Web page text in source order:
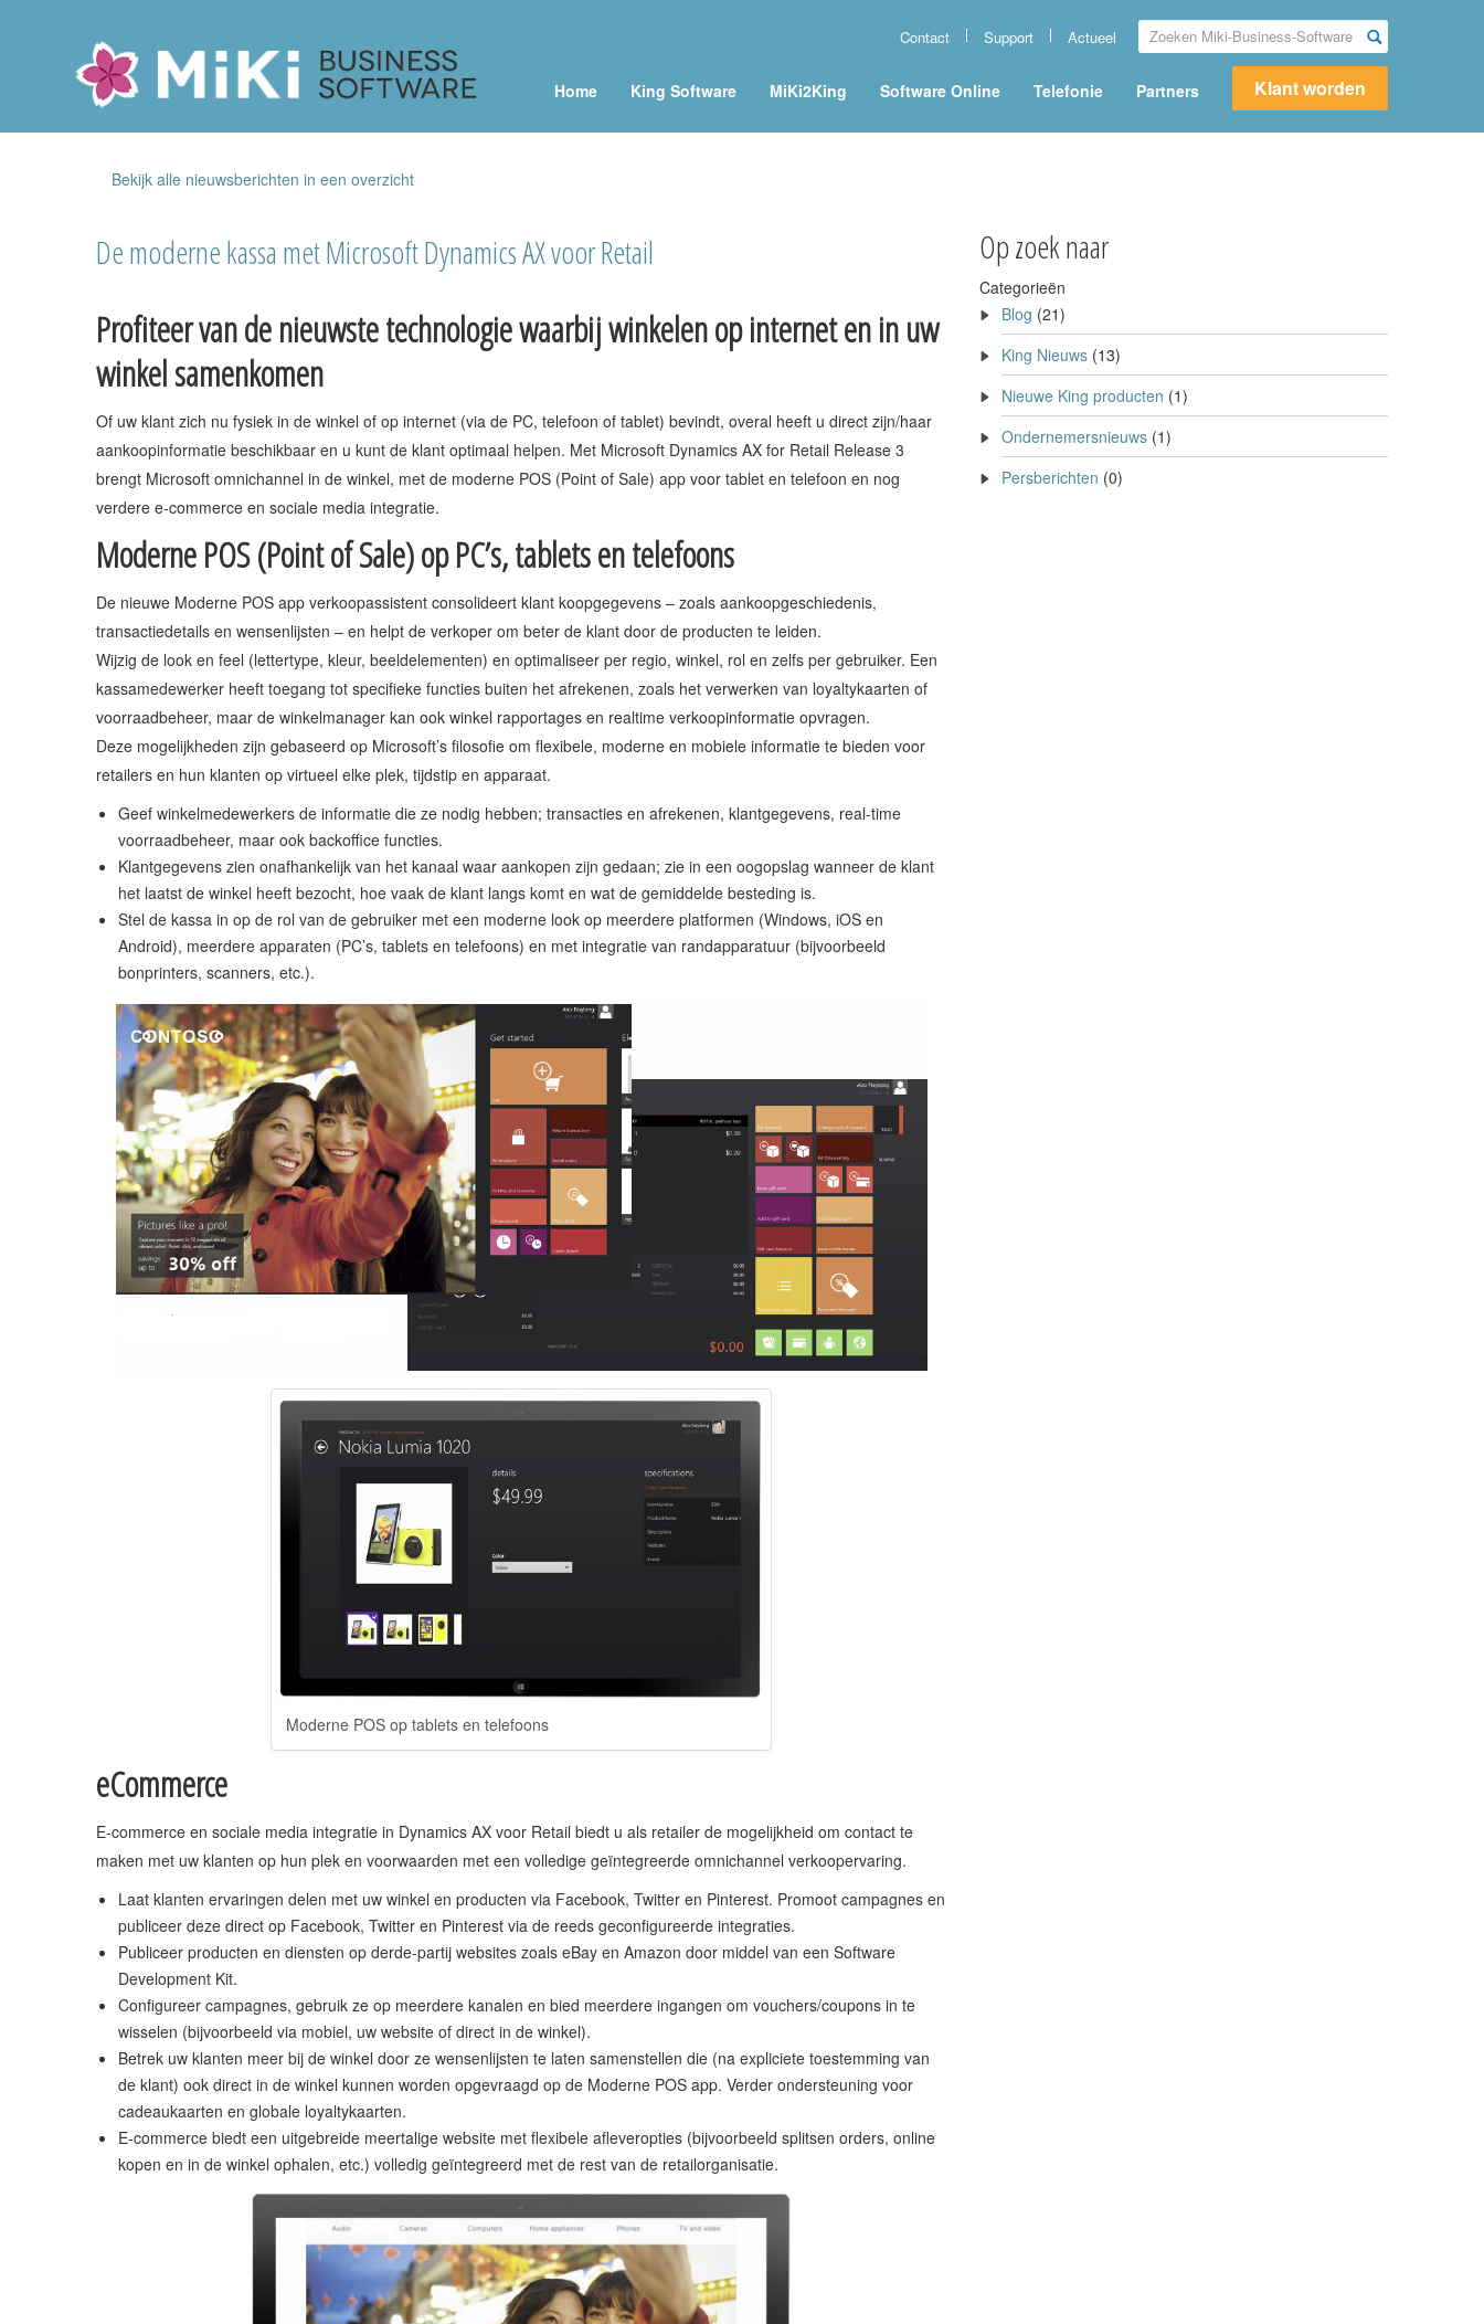
Miki-Business-Software
Home King Software MiKi2King Software Online Telefonie Partners Klant worden
Actueel
Support
Contact
Bekijk alle nieuwsberichten in een overzicht
De moderne kassa met Microsoft Dynamics AX voor Retail
Profiteer van de nieuwste technologie waarbij winkelen op internet en in uw
winkel samenkomen
Of uw klant zich nu fysiek in de winkel of op internet (via de PC, telefoon of tablet) bevindt, overal heeft u direct zijn/haar
aankoopinformatie beschikbaar en u kunt de klant optimaal helpen. Met Microsoft Dynamics AX for Retail Release 3
brengt Microsoft omnichannel in de winkel, met de moderne POS (Point of Sale) app voor tablet en telefoon en nog
verdere e-commerce en sociale media integratie.
Moderne POS (Point of Sale) op PC’s, tablets en telefoons
De nieuwe Moderne POS app verkoopassistent consolideert klant koopgegevens – zoals aankoopgeschiedenis,
transactiedetails en wensenlijsten – en helpt de verkoper om beter de klant door de producten te leiden.
Wijzig de look en feel (lettertype, kleur, beeldelementen) en optimaliseer per regio, winkel, rol en zelfs per gebruiker. Een
kassamedewerker heeft toegang tot specifieke functies buiten het afrekenen, zoals het verwerken van loyaltykaarten of
voorraadbeheer, maar de winkelmanager kan ook winkel rapportages en realtime verkoopinformatie opvragen.
Deze mogelijkheden zijn gebaseerd op Microsoft’s filosofie om flexibele, moderne en mobiele informatie te bieden voor
retailers en hun klanten op virtueel elke plek, tijdstip en apparaat.
Geef winkelmedewerkers de informatie die ze nodig hebben; transacties en afrekenen, klantgegevens, real-time
voorraadbeheer, maar ook backoffice functies.
Klantgegevens zien onafhankelijk van het kanaal waar aankopen zijn gedaan; zie in een oogopslag wanneer de klant
het laatst de winkel heeft bezocht, hoe vaak de klant langs komt en wat de gemiddelde besteding is.
Stel de kassa in op de rol van de gebruiker met een moderne look op meerdere platformen (Windows, iOS en
Android), meerdere apparaten (PC’s, tablets en telefoons) en met integratie van randapparatuur (bijvoorbeeld
bonprinters, scanners, etc.).
Moderne POS op tablets en telefoons
eCommerce
E-commerce en sociale media integratie in Dynamics AX voor Retail biedt u als retailer de mogelijkheid om contact te
maken met uw klanten op hun plek en voorwaarden met een volledige geïntegreerde omnichannel verkoopervaring.
Laat klanten ervaringen delen met uw winkel en producten via Facebook, Twitter en Pinterest. Promoot campagnes en
publiceer deze direct op Facebook, Twitter en Pinterest via de reeds geconfigureerde integraties.
Publiceer producten en diensten op derde-partij websites zoals eBay en Amazon door middel van een Software
Development Kit.
Configureer campagnes, gebruik ze op meerdere kanalen en bied meerdere ingangen om vouchers/coupons in te
wisselen (bijvoorbeeld via mobiel, uw website of direct in de winkel).
Betrek uw klanten meer bij de winkel door ze wensenlijsten te laten samenstellen die (na expliciete toestemming van
de klant) ook direct in de winkel kunnen worden opgevraagd op de Moderne POS app. Verder ondersteuning voor
cadeaukaarten en globale loyaltykaarten.
E-commerce biedt een uitgebreide meertalige website met flexibele afleveropties (bijvoorbeeld splitsen orders, online
kopen en in de winkel ophalen, etc.) volledig geïntegreerd met de rest van de retailorganisatie.
Op zoek naar
Categorieën
Blog (21)
King Nieuws (13)
Nieuwe King producten (1)
Ondernemersnieuws (1)
Persberichten (0)